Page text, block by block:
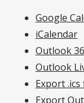
Google
iCalendar
Outlook
Outlook
Export .ics
Export